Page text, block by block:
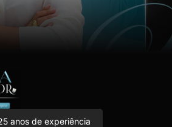
anos de experiência